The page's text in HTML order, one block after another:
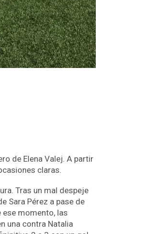
de Elena Valej. A partir
claras.
Tras un mal despeje
Sara Pérez a pase de
ese momento, las
una contra Natalia